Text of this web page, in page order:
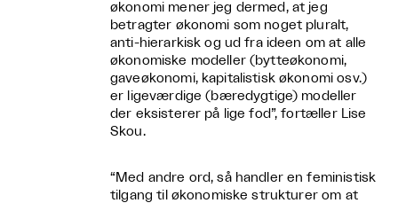
økonomi mener jeg dermed, at jeg
betragter økonomi som noget pluralt,
anti-hierarkisk og ud fra ideen om at alle
økonomiske modeller (bytteøkonomi,
gaveøkonomi, kapitalistisk økonomi osv.)
er ligeværdige (bæredygtige) modeller
der eksisterer på lige fod”, fortæller Lise
Skou.
“Med andre ord, så handler en feministisk
tilgang til økonomiske strukturer om at